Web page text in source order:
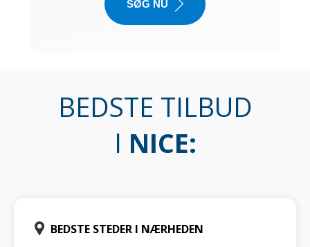
SØG NU
BEDSTE TILBUD
I NICE:
BEDSTE STEDER I NÆRHEDEN